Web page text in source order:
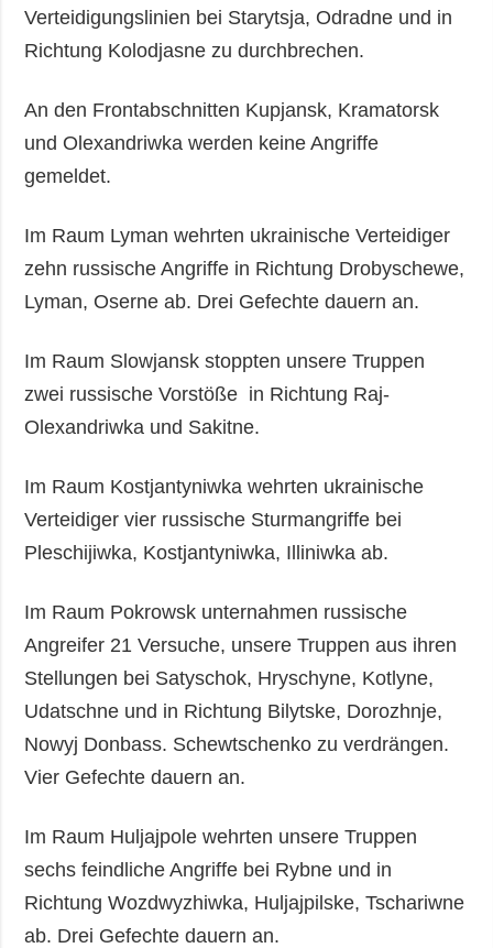
Verteidigungslinien bei Starytsja, Odradne und in
Richtung Kolodjasne zu durchbrechen.
An den Frontabschnitten Kupjansk, Kramatorsk
und Olexandriwka werden keine Angriffe
gemeldet.
Im Raum Lyman wehrten ukrainische Verteidiger
zehn russische Angriffe in Richtung Drobyschewe,
Lyman, Oserne ab. Drei Gefechte dauern an.
Im Raum Slowjansk stoppten unsere Truppen
zwei russische Vorstöße in Richtung Raj-
Olexandriwka und Sakitne.
Im Raum Kostjantyniwka wehrten ukrainische
Verteidiger vier russische Sturmangriffe bei
Pleschijiwka, Kostjantyniwka, Illiniwka ab.
Im Raum Pokrowsk unternahmen russische
Angreifer 21 Versuche, unsere Truppen aus ihren
Stellungen bei Satyschok, Hryschyne, Kotlyne,
Udatschne und in Richtung Bilytske, Dorozhnje,
Nowyj Donbass. Schewtschenko zu verdrängen.
Vier Gefechte dauern an.
Im Raum Huljajpole wehrten unsere Truppen
sechs feindliche Angriffe bei Rybne und in
Richtung Wozdwyzhiwka, Huljajpilske, Tschariwne
ab. Drei Gefechte dauern an.